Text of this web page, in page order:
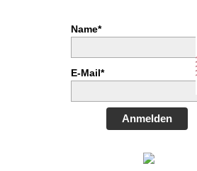
Name*
E-Mail*
Anmelden